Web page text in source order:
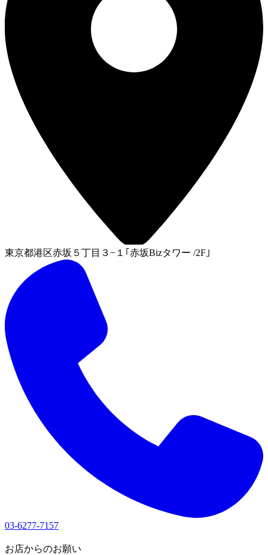
東京都港区赤坂５丁目３−１｢赤坂Bizタワー /2F｣
03-6277-7157
お店からのお願い